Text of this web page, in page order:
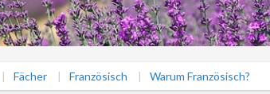
Fächer Französisch Warum Französisch?